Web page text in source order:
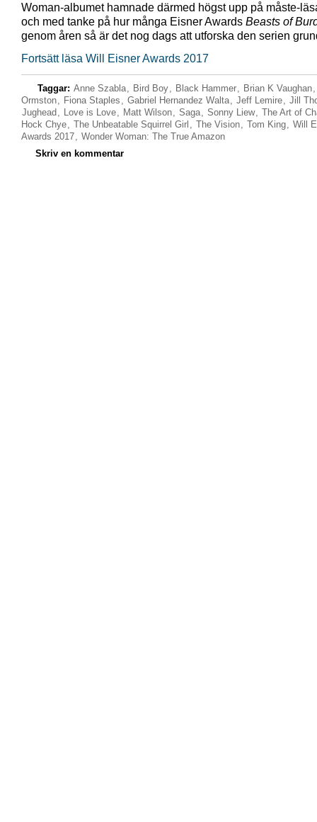
Woman-albumet hamnade därmed högst upp på måste-
och med tanke på hur många Eisner Awards Beasts of
genom åren så är det nog dags att utforska den serien
Fortsätt läsa Will Eisner Awards 2017
Taggar: Anne Szabla, Bird Boy, Black Hammer, Brian K Vaughan
Ormston, Fiona Staples , Gabriel Hernandez Walta, Jeff Lemire, Jill
Jughead , Love is Love, Matt Wilson, Saga, Sonny Liew, The Art of
Hock Chye, The Unbeatable Squirrel Girl , The Vision, Tom King, Will
Awards 2017, Wonder Woman: The True Amazon
Skriv en kommentar